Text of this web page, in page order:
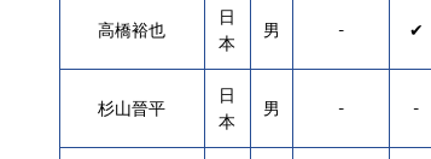
高橋裕也
日
本
男 - ✔
杉山晉平
日
本
男 - -